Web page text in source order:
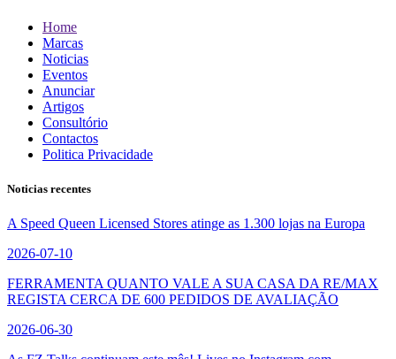
Home
Marcas
Noticias
Eventos
Anunciar
Artigos
Consultório
Contactos
Politica Privacidade
Noticias recentes
A Speed Queen Licensed Stores atinge as 1.300 lojas na Europa
2026-07-10
FERRAMENTA QUANTO VALE A SUA CASA DA RE/MAX
REGISTA CERCA DE 600 PEDIDOS DE AVALIAÇÃO
2026-06-30